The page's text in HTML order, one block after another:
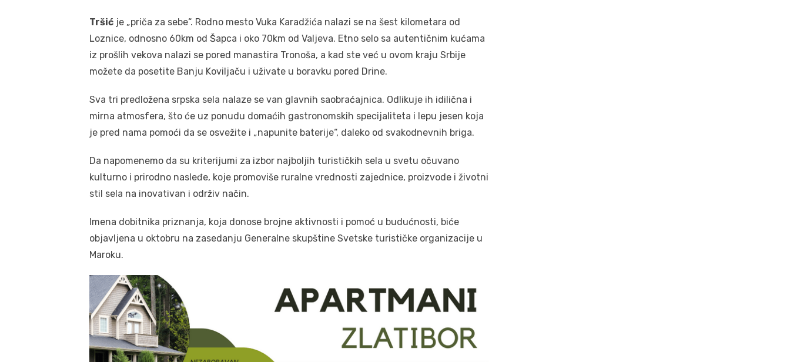
Tršić je „priča za sebe“. Rodno mesto Vuka Karadžića nalazi se na šest kilometara od
Loznice, odnosno 60km od Šapca i oko 70km od Valjeva. Etno selo sa autentičnim kućama
iz prošlih vekova nalazi se pored manastira Tronoša, a kad ste već u ovom kraju Srbije
možete da posetite Banju Koviljaču i uživate u boravku pored Drine.
Sva tri predložena srpska sela nalaze se van glavnih saobraćajnica. Odlikuje ih idilična i
mirna atmosfera, što će uz ponudu domaćih gastronomskih specijaliteta i lepu jesen koja
je pred nama pomoći da se osvežite i „napunite baterije“, daleko od svakodnevnih briga.
Da napomenemo da su kriterijumi za izbor najboljih turističkih sela u svetu očuvano
kulturno i prirodno nasleđe, koje promoviše ruralne vrednosti zajednice, proizvode i životni
stil sela na inovativan i održiv način.
Imena dobitnika priznanja, koja donose brojne aktivnosti i pomoć u budućnosti, biće
objavljena u oktobru na zasedanju Generalne skupštine Svetske turističke organizacije u
Maroku.